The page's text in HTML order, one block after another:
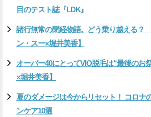
目のテスト誌『LDK』
諸行無常の閉経物語。どう乗り越える？
ン・スー×堀井美香】
オーバー40にとってVIO脱毛は“最後のお
×堀井美香】
夏のダメージは今からリセット！ コロナ
ンケア10選